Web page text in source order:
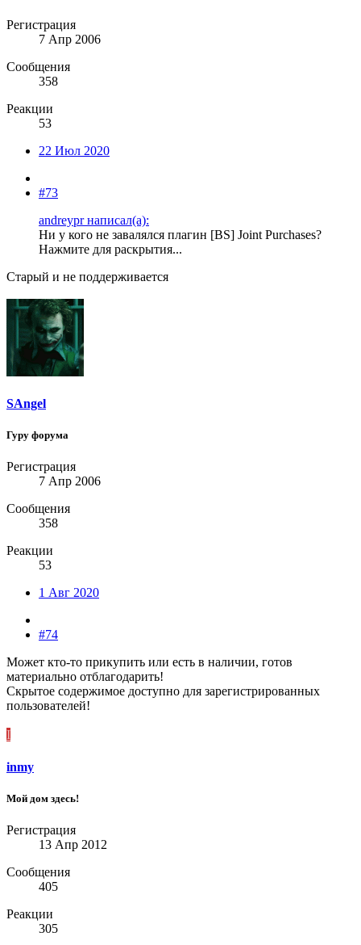
Регистрация
7 Апр 2006
Сообщения
358
Реакции
53
22 Июл 2020
#73
andreypr написал(а):
Ни у кого не завалялся плагин [BS] Joint Purchases?
Нажмите для раскрытия...
Старый и не поддерживается
SAngel
Гуру форума
Регистрация
7 Апр 2006
Сообщения
358
Реакции
53
1 Авг 2020
#74
Может кто-то прикупить или есть в наличии, готов
материально отблагодарить!
Скрытое содержимое доступно для зарегистрированных
пользователей!
I
inmy
Мой дом здесь!
Регистрация
13 Апр 2012
Сообщения
405
Реакции
305